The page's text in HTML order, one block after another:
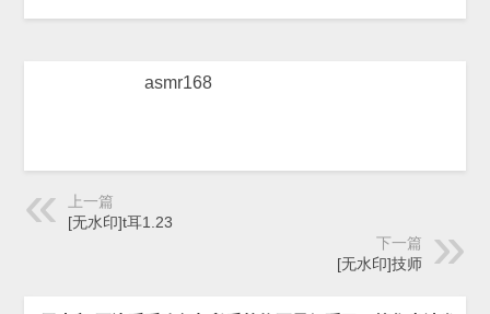
asmr168
上一篇
[无水印]t耳1.23
下一篇
[无水印]技师